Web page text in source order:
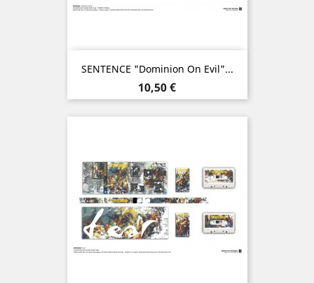
SENTENCE "Dominion On Evil"...
Prix
10,50 €